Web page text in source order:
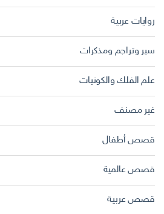
روايات عربية
سير وتراجم ومذكرات
علم الفلك والكونيات
غير مصنف
قصص أطفال
قصص عالمية
قصص عربية